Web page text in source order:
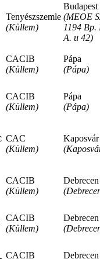
Tenyészszemle
(Küllem)
Budapest
(MEOE
1194
A. u 42)
CACIB
(Küllem)
Pápa
(Pápa)
CACIB
(Küllem)
Pápa
(Pápa)
CAC
(Küllem)
Kaposvár
CACIB
(Küllem)
Debrecen
CACIB
(Küllem)
Debrecen
CACIB Debrecen